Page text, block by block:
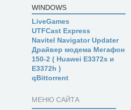
WINDOWS
LiveGames
UTFCast Express
Navitel Navigator Updater
Драйвер модема Мегафон
150-2 ( Huawei E3372s и
E3372h )
qBittorrent
МЕНЮ САЙТА